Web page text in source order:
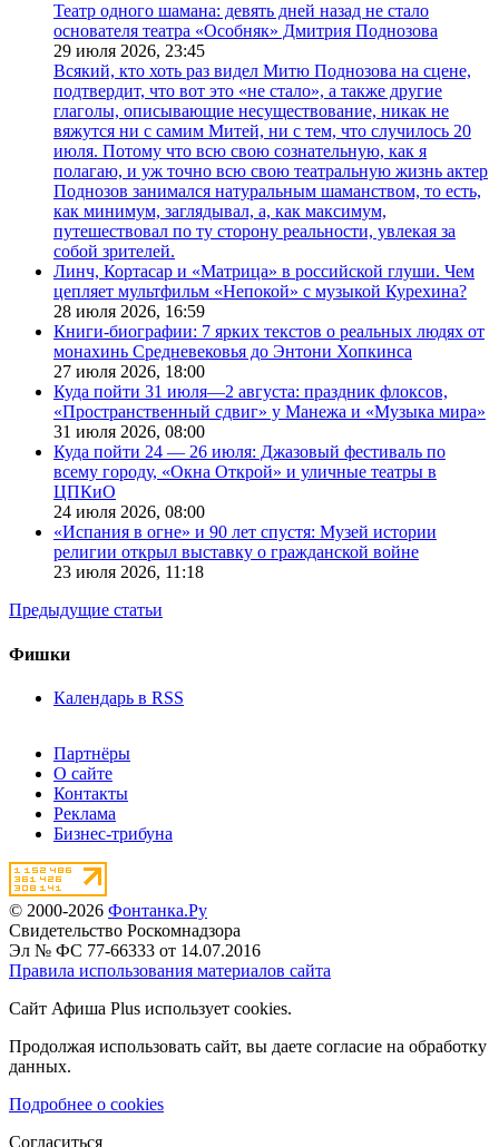
Театр одного шамана: девять дней назад не стало
основателя театра «Особняк» Дмитрия Поднозова
29 июля 2026, 23:45
Всякий, кто хоть раз видел Митю Поднозова на сцене,
подтвердит, что вот это «не стало», а также другие
глаголы, описывающие несуществование, никак не
вяжутся ни с самим Митей, ни с тем, что случилось 20
июля. Потому что всю свою сознательную, как я
полагаю, и уж точно всю свою театральную жизнь актер
Поднозов занимался натуральным шаманством, то есть,
как минимум, заглядывал, а, как максимум,
путешествовал по ту сторону реальности, увлекая за
собой зрителей.
Линч, Кортасар и «Матрица» в российской глуши. Чем
цепляет мультфильм «Непокой» с музыкой Курехина?
28 июля 2026, 16:59
Книги-биографии: 7 ярких текстов о реальных людях от
монахинь Средневековья до Энтони Хопкинса
27 июля 2026, 18:00
Куда пойти 31 июля—2 августа: праздник флоксов,
«Пространственный сдвиг» у Манежа и «Музыка мира»
31 июля 2026, 08:00
Куда пойти 24 — 26 июля: Джазовый фестиваль по
всему городу, «Окна Открой» и уличные театры в
ЦПКиО
24 июля 2026, 08:00
«Испания в огне» и 90 лет спустя: Музей истории
религии открыл выставку о гражданской войне
23 июля 2026, 11:18
Предыдущие статьи
Фишки
Календарь в RSS
Партнёры
О сайте
Контакты
Реклама
Бизнес-трибуна
© 2000-2026 Фонтанка.Ру
Свидетельство Роскомнадзора
Эл № ФС 77-66333 от 14.07.2016
Правила использования материалов сайта
Сайт Афиша Plus использует cookies.
Продолжая использовать сайт, вы даете согласие на обработку
данных.
Подробнее о cookies
Согласиться